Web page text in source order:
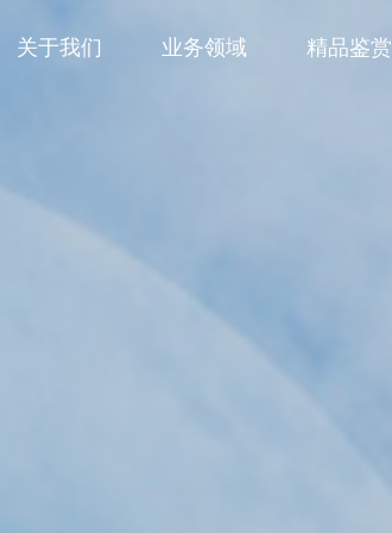
关于我们 业务领域 精品鉴赏